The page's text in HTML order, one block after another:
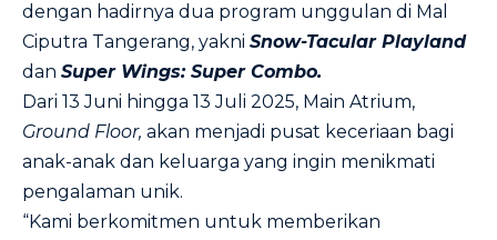
dengan hadirnya dua program unggulan di Mal
Ciputra Tangerang, yakni Snow-Tacular Playland
dan Super Wings: Super Combo.
Dari 13 Juni hingga 13 Juli 2025, Main Atrium,
Ground Floor, akan menjadi pusat keceriaan bagi
anak-anak dan keluarga yang ingin menikmati
pengalaman unik.
“Kami berkomitmen untuk memberikan